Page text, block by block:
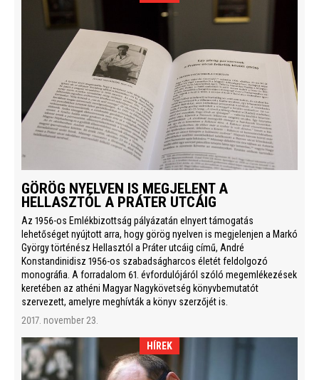
GÖRÖG NYELVEN IS MEGJELENT A
HELLASZTÓL A PRÁTER UTCÁIG
Az 1956-os Emlékbizottság pályázatán elnyert támogatás
lehetőséget nyújtott arra, hogy görög nyelven is megjelenjen a Markó
György történész Hellasztól a Práter utcáig című, André
Konstandinidisz 1956-os szabadságharcos életét feldolgozó
monográfia. A forradalom 61. évfordulójáról szóló megemlékezések
keretében az athéni Magyar Nagykövetség könyvbemutatót
szervezett, amelyre meghívták a könyv szerzőjét is.
2017. november 23.
HÍREK